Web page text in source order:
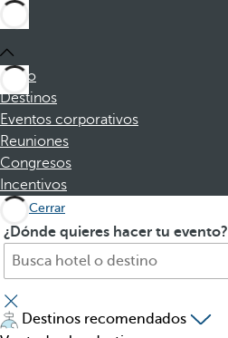
Inicio
Destinos
Eventos corporativos
Reuniones
Congresos
Incentivos
Cerrar
¿Dónde quieres hacer tu evento?
B
s
c
a
A
p
u
l
Destinos recomendados